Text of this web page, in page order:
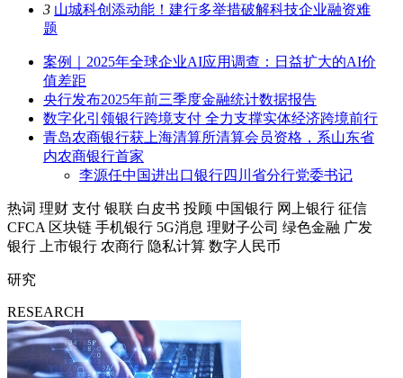
3 山城科创添动能！建行多举措破解科技企业融资难
题
案例｜2025年全球企业AI应用调查：日益扩大的AI价
值差距
央行发布2025年前三季度金融统计数据报告
数字化引领银行跨境支付 全力支撑实体经济跨境前行
青岛农商银行获上海清算所清算会员资格，系山东省
内农商银行首家
李源任中国进出口银行四川省分行党委书记
热词 理财 支付 银联 白皮书 投顾 中国银行 网上银行 征信
CFCA 区块链 手机银行 5G消息 理财子公司 绿色金融 广发
银行
上市银行 农商行 隐私计算 数字人民币
研究
RESEARCH